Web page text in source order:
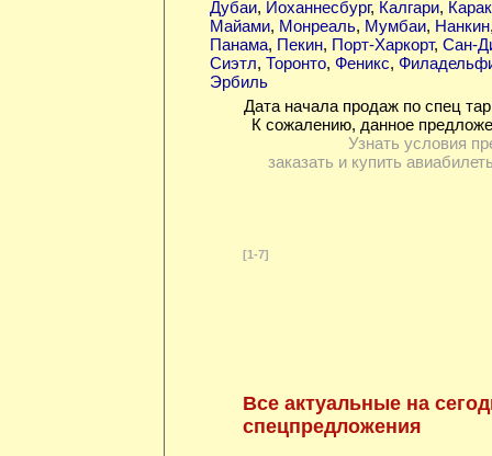
Дубаи, Йоханнесбург, Калгари,
Майами, Монреаль, Мумбаи, Нанкин
Панама, Пекин, Порт-Харкорт, Сан-
Сиэтл, Торонто, Феникс,
Эрбиль
Дата начала продаж по спец
К сожалению, данное
Узнать условия
заказать и купить
[1-7]
Все актуальные на
спецпредложения